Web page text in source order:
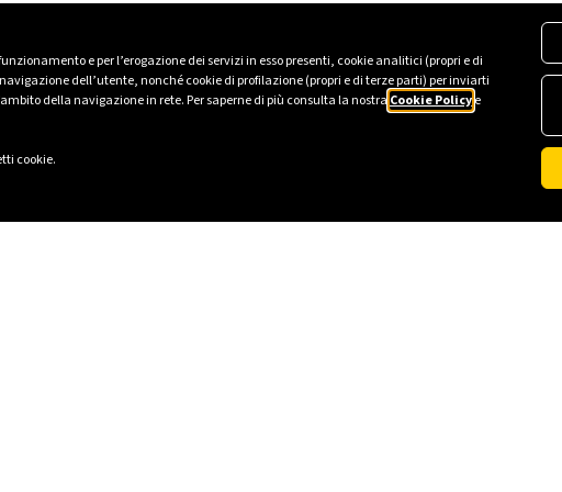
e per l’erogazione dei servizi in esso presenti, cookie analitici (propri e di
dell’utente, nonché cookie di profilazione (propri e di terze parti) per inviarti
della navigazione in rete. Per saperne di più consulta la nostra Cookie Policye
cookie.